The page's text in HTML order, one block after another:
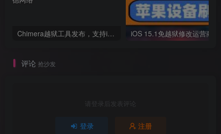
Chimera越狱工具发布，支持iOS12.0~iOS12.5 全体设备部分包括A12 Xs XsMax Xr 更新1.6.2
评论 抢沙发
请登录后发表评论
登录 注册